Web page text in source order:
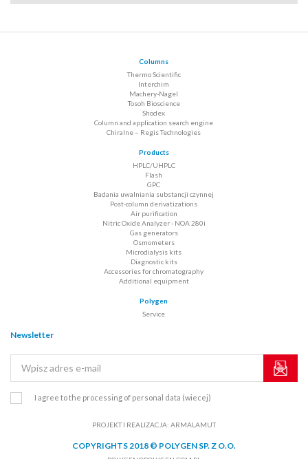
Columns
Thermo Scientific
Interchim
Machery-Nagel
Tosoh Bioscience
Shodex
Column and application search engine
Chiralne – Regis Technologies
Products
HPLC/UHPLC
Flash
GPC
Badania uwalniania substancji czynnej
Post-column derivatizations
Air purification
Nitric Oxide Analyzer - NOA 280i
Gas generators
Osmometers
Microdialysis kits
Diagnostic kits
Accessories for chromatography
Additional equipment
Polygen
Service
Newsletter
I agree to the processing of personal data (wiecej)
PROJEKT I REALIZACJA: ARMALAMUT
COPYRIGHTS 2018 © POLYGEN SP. Z O.O.